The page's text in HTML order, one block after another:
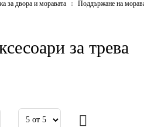
за двора и моравата Поддържане на
за трева